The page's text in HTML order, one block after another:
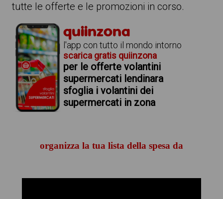
tutte le offerte e le promozioni in corso.
quiinzona
l'app con tutto il mondo intorno
scarica gratis quiinzona
per le offerte volantini
supermercati lendinara
sfoglia i volantini dei
supermercati in zona
organizza la tua lista della spesa da